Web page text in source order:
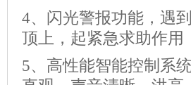
4、闪光警报功能，遇
顶上，起紧急求助作用
5、高性能智能控制系